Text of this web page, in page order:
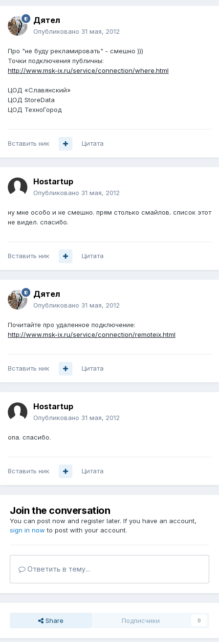
Дятел
Опубликовано 31 мая, 2012
Про "не буду рекламировать" - смешно )))
Точки подключения публичны:
http://www.msk-ix.ru/service/connection/where.html
ЦОД «Славянский»
ЦОД StoreData
ЦОД ТехноГород
Вставить ник Цитата
Hostartup
Опубликовано 31 мая, 2012
ну мне особо и не смешно. прям столько смайлов. список этот
не видел. спасибо.
Вставить ник Цитата
Дятел
Опубликовано 31 мая, 2012
Почитайте про удаленное подключение:
http://www.msk-ix.ru/service/connection/remoteix.html
Вставить ник Цитата
Hostartup
Опубликовано 31 мая, 2012
опа. спасибо.
Вставить ник Цитата
Join the conversation
You can post now and register later. If you have an account,
sign in now to post with your account.
Ответить в тему...
Share Подписчики 0